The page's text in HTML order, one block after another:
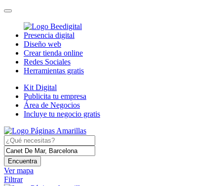
Presencia digital
Diseño web
Crear tienda online
Redes Sociales
Herramientas gratis
Kit Digital
Publicita tu empresa
Área de Negocios
Incluye tu negocio gratis
Encuentra
Ver mapa
Filtrar